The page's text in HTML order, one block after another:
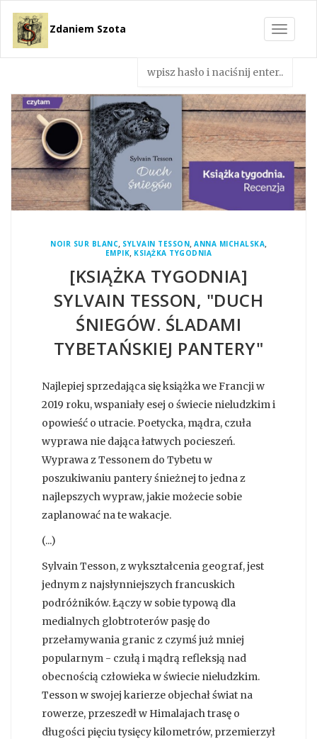
Toggle
Zdaniem Szota
NOIR SUR BLANC, SYLVAIN TESSON, ANNA MICHALSKA,
EMPIK, KSIĄŻKA TYGODNIA
[KSIĄŻKA TYGODNIA]
SYLVAIN TESSON, "DUCH
ŚNIEGÓW. ŚLADAMI
TYBETAŃSKIEJ PANTERY"
Najlepiej sprzedająca się książka we Francji w
2019 roku, wspaniały esej o świecie nieludzkim i
opowieść o utracie. Poetycka, mądra, czuła
wyprawa nie dająca łatwych pocieszeń.
Wyprawa z Tessonem do Tybetu w
poszukiwaniu pantery śnieżnej to jedna z
najlepszych wypraw, jakie możecie sobie
zaplanować na te wakacje.
(...)
Sylvain Tesson, z wykształcenia geograf, jest
jednym z najsłynniejszych francuskich
podróżników. Łączy w sobie typową dla
medialnych globtroterów pasję do
przełamywania granic z czymś już mniej
popularnym - czułą i mądrą refleksją nad
obecnością człowieka w świecie nieludzkim.
Tesson w swojej karierze objechał świat na
rowerze, przeszedł w Himalajach trasę o
długości pięciu tysięcy kilometrów, przemierzył